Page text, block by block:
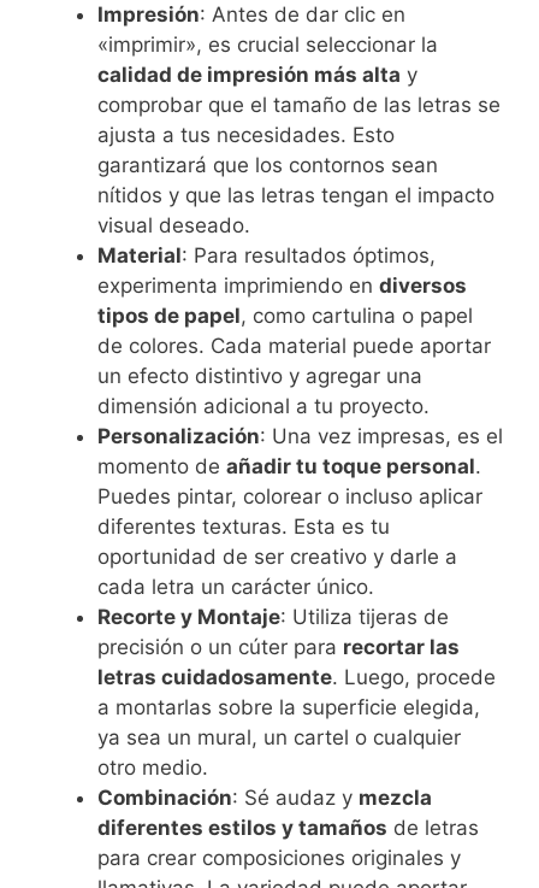
Impresión: Antes de dar clic en
«imprimir», es crucial seleccionar la
calidad de impresión más alta y
comprobar que el tamaño de las letras se
ajusta a tus necesidades. Esto
garantizará que los contornos sean
nítidos y que las letras tengan el impacto
visual deseado.
Material: Para resultados óptimos,
experimenta imprimiendo en diversos
tipos de papel, como cartulina o papel
de colores. Cada material puede aportar
un efecto distintivo y agregar una
dimensión adicional a tu proyecto.
Personalización: Una vez impresas, es el
momento de añadir tu toque personal.
Puedes pintar, colorear o incluso aplicar
diferentes texturas. Esta es tu
oportunidad de ser creativo y darle a
cada letra un carácter único.
Recorte y Montaje: Utiliza tijeras de
precisión o un cúter para recortar las
letras cuidadosamente. Luego, procede
a montarlas sobre la superficie elegida,
ya sea un mural, un cartel o cualquier
otro medio.
Combinación: Sé audaz y mezcla
diferentes estilos y tamaños de letras
para crear composiciones originales y